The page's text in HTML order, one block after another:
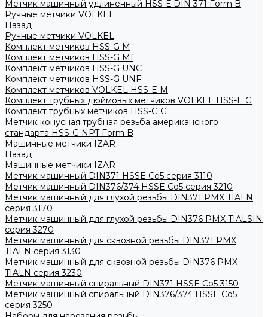
Метчик машинный удлиненный HSS-Е DIN 371 Form B
Ручные метчики VOLKEL
Назад
Ручные метчики VOLKEL
Комплект метчиков HSS-G M
Комплект метчиков HSS-G Mf
Комплект метчиков HSS-G UNC
Комплект метчиков HSS-G UNF
Комплект метчиков VOLKEL HSS-E M
Комплект трубных дюймовых метчиков VOLKEL HSS-E G
Комплект трубных метчиков HSS-G G
Метчик конусная трубная резьба американского
стандарта HSS-G NPT Form B
Машинные метчики IZAR
Назад
Машинные метчики IZAR
Метчик машинный DIN371 HSSE Co5 серия 3110
Метчик машинный DIN376/374 HSSE Co5 серия 3210
Метчик машинный для глухой резьбы DIN371 PMX TIALN
серия 3170
Метчик машинный для глухой резьбы DIN376 PMX TIALSIN
серия 3270
Метчик машинный для сквозной резьбы DIN371 PMX
TIALN серия 3130
Метчик машинный для сквозной резьбы DIN376 PMX
TIALN серия 3230
Метчик машинный спиральный DIN371 HSSE Co5 3150
Метчик машинный спиральный DIN376/374 HSSE Co5
серия 3250